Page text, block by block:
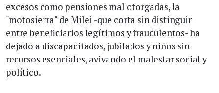
excesos como pensiones mal otorgadas, la
"motosierra" de Milei -que corta sin distinguir
entre beneficiarios legítimos y fraudulentos- ha
dejado a discapacitados, jubilados y niños sin
recursos esenciales, avivando el malestar social y
político.